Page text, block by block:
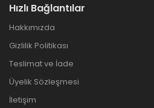
Hızlı Bağlantılar
Hakkımızda
Gizlilik Politikası
Teslimat ve İade
Üyelik Sözleşmesi
İletişim